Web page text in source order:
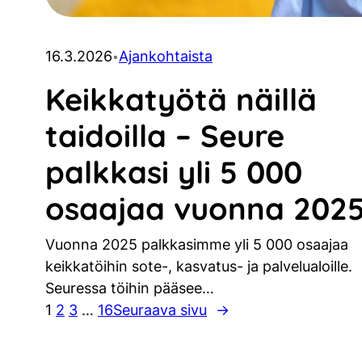
16.3.2026•Ajankohtaista
Keikkatyötä näillä
taidoilla – Seure
palkkasi yli 5 000
osaajaa vuonna
Vuonna 2025 palkkasimme yli 5 000 osaajaa
keikkatöihin sote-, kasvatus- ja palvelualoille.
Seuressa töihin pääsee…
1 2 3 … 16Seuraava sivu →